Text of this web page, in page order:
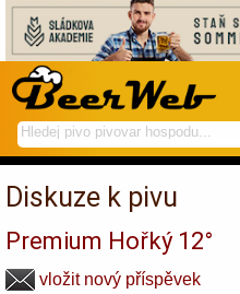
hledej
na
BeerWeb
spustí
hledání
Diskuze k pivu
Premium Hořký 12°
vložit nový příspěvek